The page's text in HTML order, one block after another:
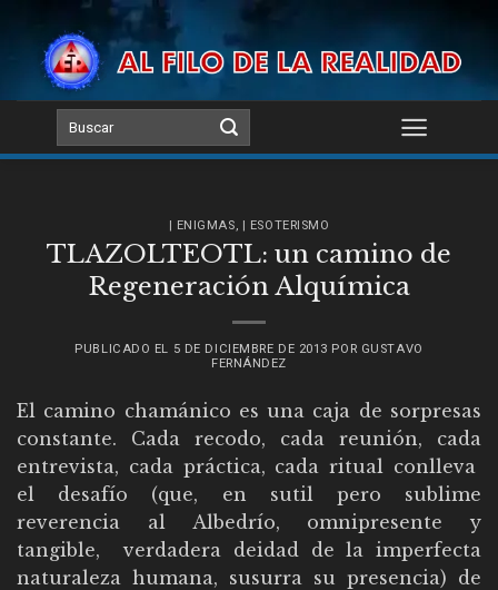
content
| ENIGMAS, | ESOTERISMO
TLAZOLTEOTL: un camino de
Regeneración Alquímica
PUBLICADO EL 5 DE DICIEMBRE DE 2013 POR GUSTAVO
FERNÁNDEZ
El camino chamánico es una caja de sorpresas
constante. Cada recodo, cada reunión, cada
entrevista, cada práctica, cada ritual conlleva
el desafío (que, en sutil pero sublime
reverencia al Albedrío, omnipresente y
tangible, verdadera deidad de la imperfecta
naturaleza humana, susurra su presencia) de